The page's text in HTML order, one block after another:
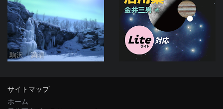
駒沢 満晴
サイトマップ
ホーム